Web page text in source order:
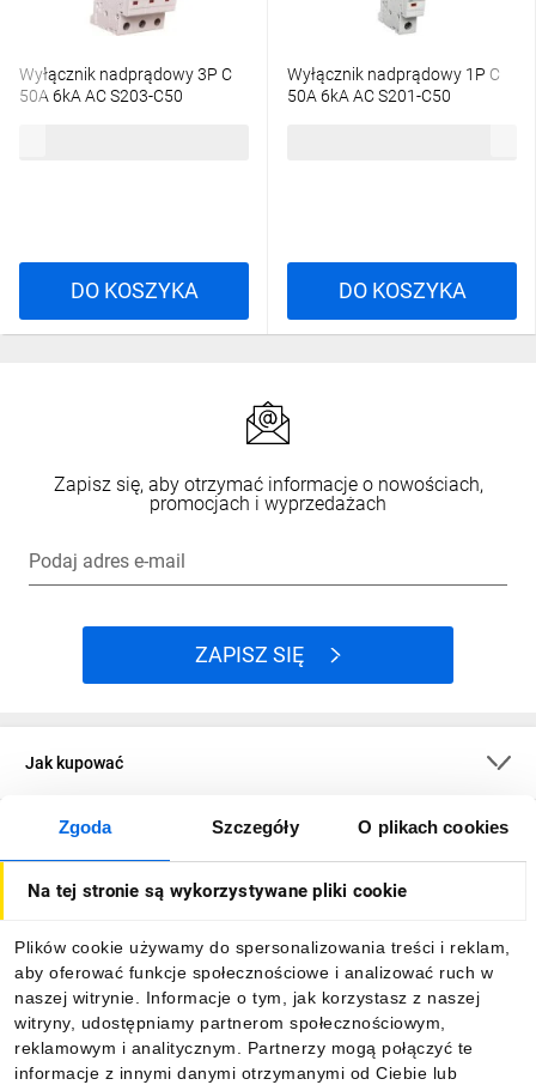
Zgoda Szczegóły O plikach cookies
Na tej stronie są wykorzystywane pliki cookie
Plików cookie używamy do spersonalizowania treści i reklam,
aby oferować funkcje społecznościowe i analizować ruch w
naszej witrynie. Informacje o tym, jak korzystasz z naszej
witryny, udostępniamy partnerom społecznościowym,
reklamowym i analitycznym. Partnerzy mogą połączyć te
informacje z innymi danymi otrzymanymi od Ciebie lub
Wyłącznik nadprądowy 3P C
50A 6kA AC S203-C50
DO KOSZYKA
Wyłącznik nadprądowy 1P C
50A 6kA AC S201-C50
DO KOSZYKA
Zapisz się, aby otrzymać informacje o nowościach,
promocjach i wyprzedażach
Podaj adres e-mail
ZAPISZ SIĘ
Jak kupować
O firmie
Informacje
Pobierz naszą aplikację mobilną: